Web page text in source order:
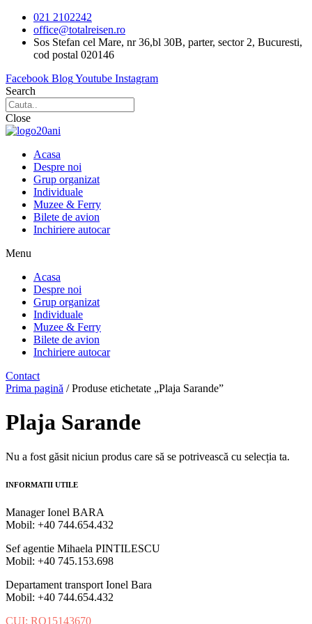
conținut
021 2102242
office@totalreisen.ro
Sos Stefan cel Mare, nr 36,bl 30B, parter, sector 2, Bucuresti,
cod postal 020146
Facebook BlogYoutube Instagram
Search
Close
Acasa
Despre noi
Grup organizat
Individuale
Muzee & Ferry
Bilete de avion
Inchiriere autocar
Menu
Acasa
Despre noi
Grup organizat
Individuale
Muzee & Ferry
Bilete de avion
Inchiriere autocar
Contact
Prima pagină / Produse etichetate „Plaja Sarande”
Plaja Sarande
Nu a fost găsit niciun produs care să se potrivească cu selecția ta.
INFORMATII UTILE
Manager Ionel BARA
Mobil: +40 744.654.432
Sef agentie Mihaela PINTILESCU
Mobil: +40 745.153.698
Departament transport Ionel Bara
Mobil: +40 744.654.432
CUI: RO15143670